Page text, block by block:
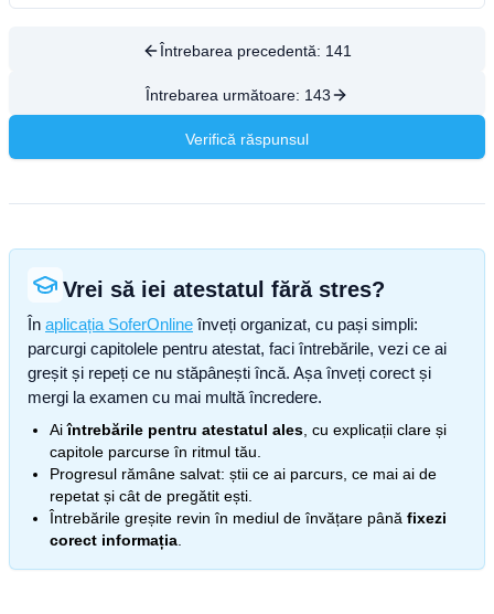
Întrebarea precedentă: 141
Întrebarea următoare: 143
Verifică răspunsul
Vrei să iei atestatul fără stres?
În aplicația SoferOnline înveți organizat, cu pași simpli:
parcurgi capitolele pentru atestat, faci întrebările, vezi ce ai
greșit și repeți ce nu stăpânești încă. Așa înveți corect și
mergi la examen cu mai multă încredere.
Aiîntrebările pentru atestatul ales , cu explicații clare și
capitole parcurse în ritmul tău.
Progresul rămâne salvat: știi ce ai parcurs, ce mai ai de
repetat și cât de pregătit ești.
Întrebările greșite revin în mediul de învățare până fixezi
corect informația